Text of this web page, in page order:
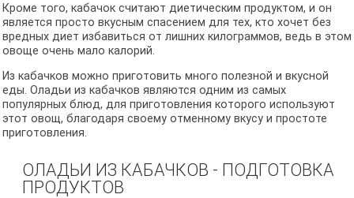
Кроме того, кабачок считают диетическим продуктом, и он
является просто вкусным спасением для тех, кто хочет без
вредных диет избавиться от лишних килограммов, ведь в этом
овоще очень мало калорий.
Из кабачков можно приготовить много полезной и вкусной
еды. Оладьи из кабачков являются одним из самых
популярных блюд, для приготовления которого используют
этот овощ, благодаря своему отменному вкусу и простоте
приготовления.
ОЛАДЬИ ИЗ КАБАЧКОВ - ПОДГОТОВКА
ПРОДУКТОВ